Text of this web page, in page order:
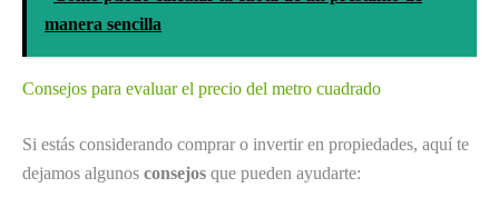
manera sencilla
Consejos para evaluar el precio del metro cuadrado
Si estás considerando comprar o invertir en propiedades, aquí te
dejamos algunos consejos que pueden ayudarte: